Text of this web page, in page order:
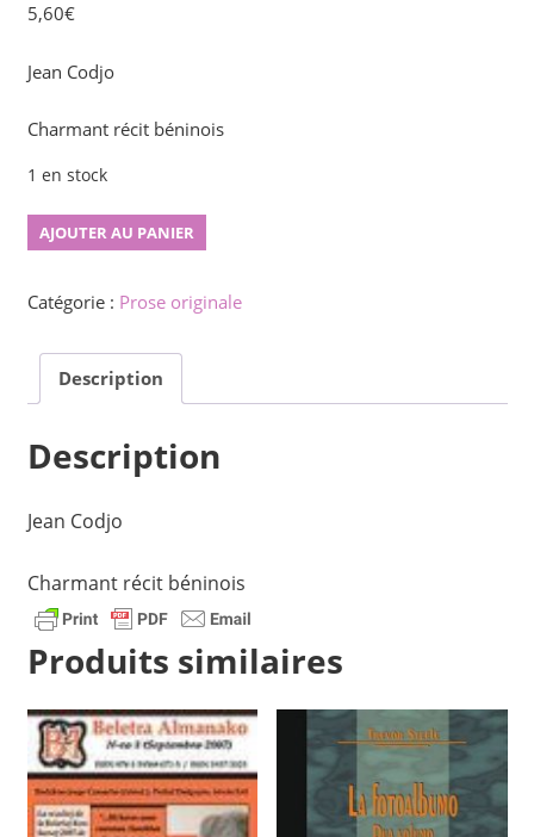
5,60€
Jean Codjo
Charmant récit béninois
1 en stock
quantité
Paŝo
senelirejen
AJOUTER AU PANIER
Catégorie : Prose originale
Description
Description
Jean Codjo
Charmant récit béninois
Produits similaires